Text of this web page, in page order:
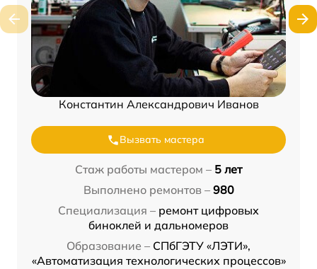
Константин Александрович Иванов
Вызвать мастера
Стаж работы мастером – 5 лет
Выполнено ремонтов – 980
Специализация – ремонт цифровых
биноклей и дальномеров
Образование – СПбГЭТУ «ЛЭТИ»,
«Автоматизация технологических процессов»